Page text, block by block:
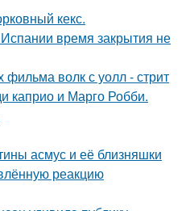
кекс.
время закрытия не
фильма волк с уолл - стрит
каприо и Марго Робби.
асмус и её близняшки
реакцию